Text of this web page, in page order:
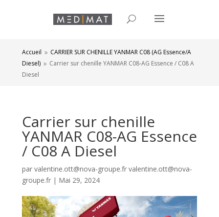
Accueil 9 CARRIER SUR CHENILLE YANMAR C08 (AG Essence/A
Diesel) 9 Carrier sur chenille YANMAR C08-AG Essence / C08 A
Diesel
Carrier sur chenille
YANMAR C08-AG Essence
/ C08 A Diesel
par valentine.ott@nova-groupe.fr valentine.ott@nova-
groupe.fr| Mai 29, 2024